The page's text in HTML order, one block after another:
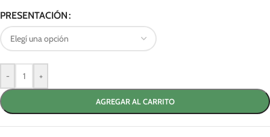
PRESENTACIÓN
- +
AGREGAR AL CARRITO